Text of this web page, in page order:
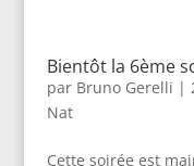
Bientôt la 6ème
par Bruno Gerelli |
Nat
Cette soirée est